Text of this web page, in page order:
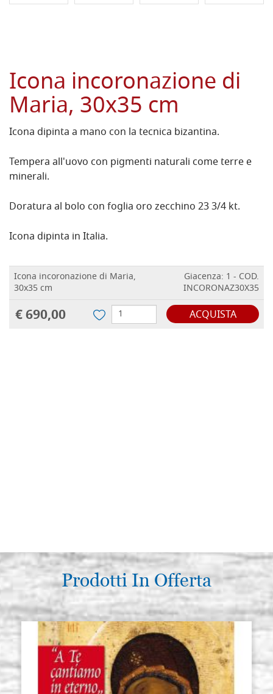
Icona incoronazione di
Maria, 30x35 cm
Icona dipinta a mano con la tecnica bizantina.
Tempera all'uovo con pigmenti naturali come terre e
minerali.
Doratura al bolo con foglia oro zecchino 23 3/4 kt.
Icona dipinta in Italia.
Icona incoronazione di Maria,
30x35 cm
Giacenza: 1 - COD.
INCORONAZ30X35
€ 690,00 ACQUISTA
Prodotti In Offerta